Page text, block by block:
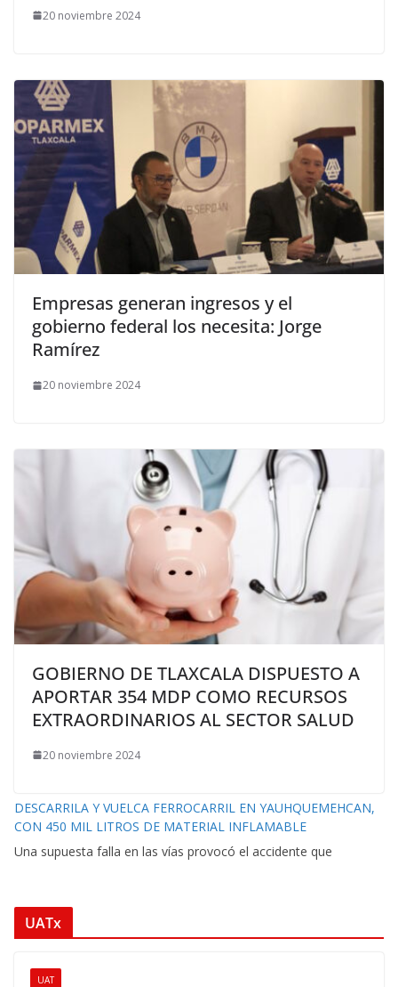
20 noviembre 2024
Empresas generan ingresos y el
gobierno federal los necesita: Jorge
Ramírez
20 noviembre 2024
GOBIERNO DE TLAXCALA DISPUESTO A
APORTAR 354 MDP COMO RECURSOS
EXTRAORDINARIOS AL SECTOR SALUD
20 noviembre 2024
DESCARRILA Y VUELCA FERROCARRIL EN YAUHQUEMEHCAN,
CON 450 MIL LITROS DE MATERIAL INFLAMABLE
Una supuesta falla en las vías provocó el accidente que
UATx
UAT